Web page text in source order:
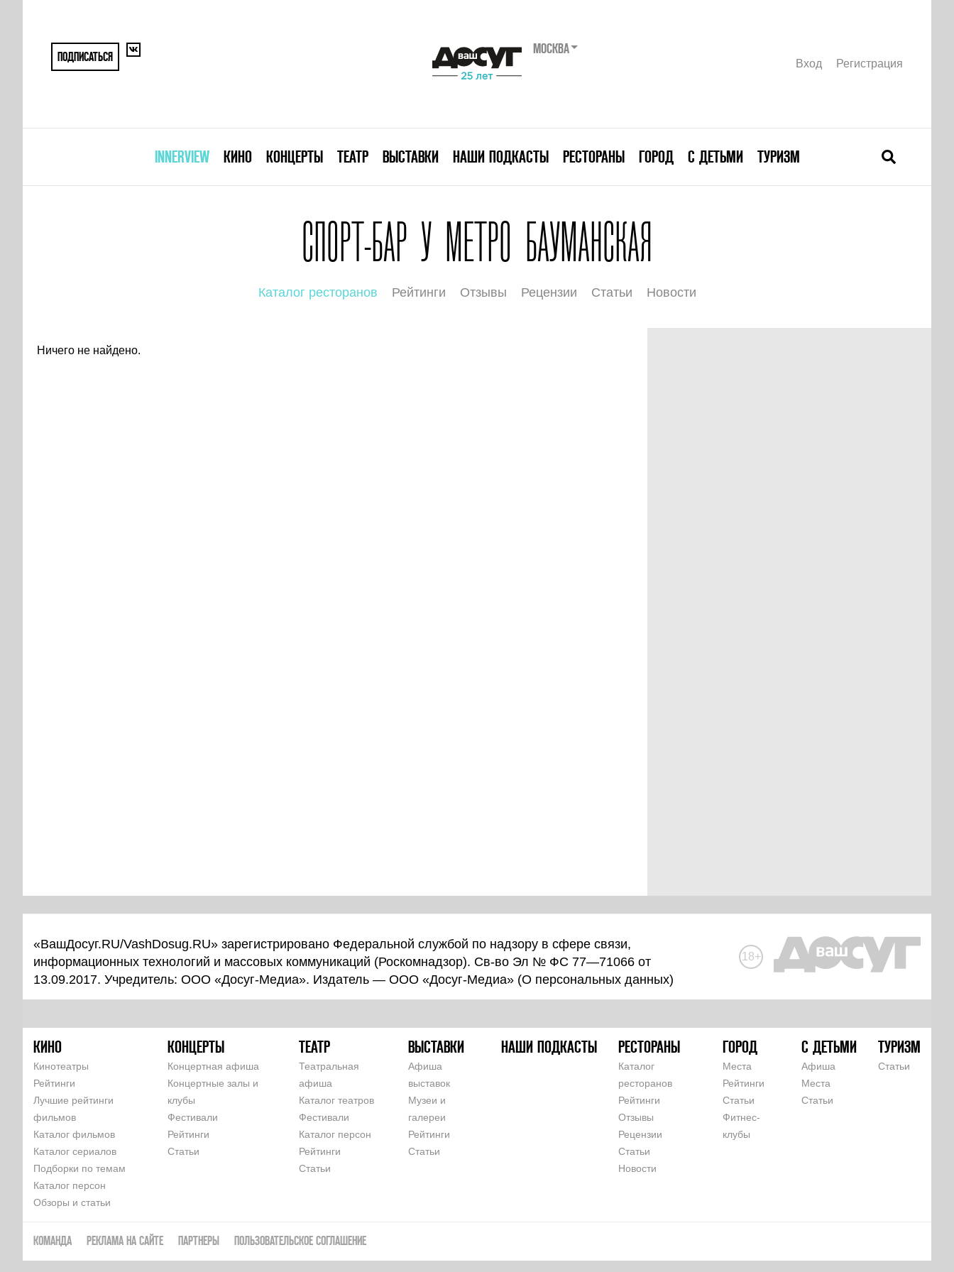
ПОДПИСАТЬСЯ
МОСКВА
Вход Регистрация
INNERVIEW КИНО КОНЦЕРТЫ ТЕАТР ВЫСТАВКИ НАШИ ПОДКАСТЫ РЕСТОРАНЫ ГОРОД С ДЕТЬМИ ТУРИЗМ
СПОРТ-БАР У МЕТРО БАУМАНСКАЯ
Каталог ресторанов Рейтинги Отзывы Рецензии Статьи Новости
Ничего не найдено.
«ВашДосуг.RU/VashDosug.RU» зарегистрировано Федеральной службой по надзору в сфере связи,
информационных технологий и массовых коммуникаций (Роскомнадзор). Св-во Эл № ФС 77—71066 от
13.09.2017. Учредитель: ООО «Досуг-Медиа». Издатель — ООО «Досуг-Медиа» (О персональных данных)
18+
КИНО
Кинотеатры
Рейтинги
Лучшие рейтинги
фильмов
Каталог фильмов
Каталог сериалов
Подборки по темам
Каталог персон
Обзоры и статьи
КОНЦЕРТЫ
Концертная афиша
Концертные залы и
клубы
Фестивали
Рейтинги
Статьи
ТЕАТР
Театральная
афиша
Каталог театров
Фестивали
Каталог персон
Рейтинги
Статьи
ВЫСТАВКИ
Афиша
выставок
Музеи и
галереи
Рейтинги
Статьи
НАШИ ПОДКАСТЫ РЕСТОРАНЫ
Каталог
ресторанов
Рейтинги
Отзывы
Рецензии
Статьи
Новости
ГОРОД
Места
Рейтинги
Статьи
Фитнес-
клубы
С ДЕТЬМИ
Афиша
Места
Статьи
ТУРИЗМ
Статьи
КОМАНДА РЕКЛАМА НА САЙТЕ ПАРТНЕРЫ ПОЛЬЗОВАТЕЛЬСКОЕ СОГЛАШЕНИЕ